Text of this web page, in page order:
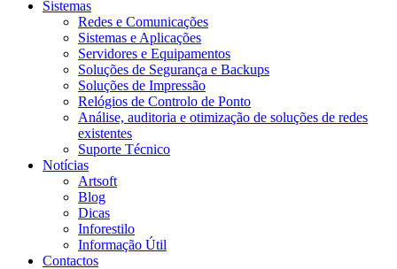
Sistemas
Redes e Comunicações
Sistemas e Aplicações
Servidores e Equipamentos
Soluções de Segurança e Backups
Soluções de Impressão
Relógios de Controlo de Ponto
Análise, auditoria e otimização de soluções de redes
existentes
Suporte Técnico
Notícias
Artsoft
Blog
Dicas
Inforestilo
Informação Útil
Contactos